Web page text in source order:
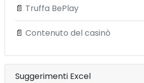
📄 Truffa BePlay
📄 Contenuto del casinò
Suggerimenti Excel